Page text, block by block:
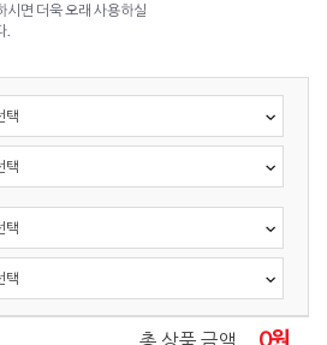
시면 더욱 오래 사용하실
.
0원